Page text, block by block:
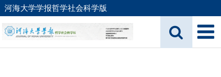
河海大学学报哲学社会科学版